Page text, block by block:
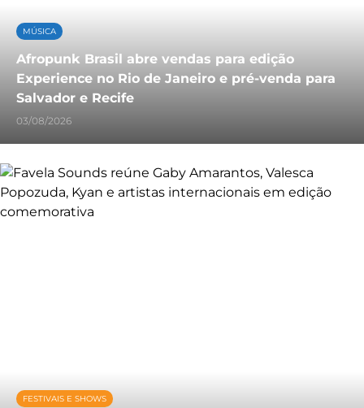
MÚSICA
Afropunk Brasil abre vendas para edição
Experience no Rio de Janeiro e pré-venda para
Salvador e Recife
03/08/2026
FESTIVAIS E SHOWS